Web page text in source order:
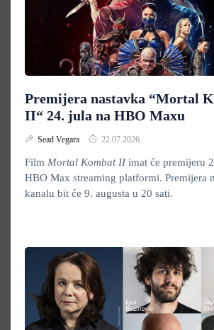
Premijera nastavka “Mortal
II“ 24. jula na HBO Maxu
Sead Vegara 22.07.2026.
Film Mortal Kombat IIimat će premijeru
HBO Max streaming platformi. Premijera
kanalu bit će 9. augusta u 20 sati.